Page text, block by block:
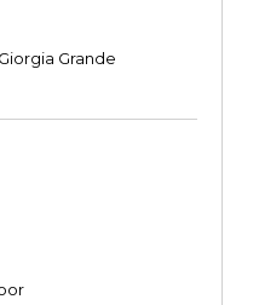
Grande